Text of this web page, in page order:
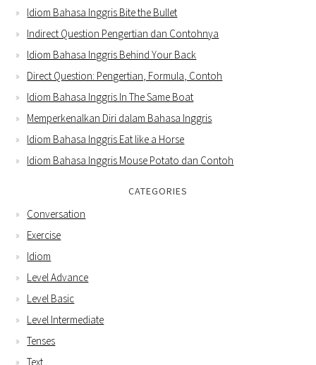
Idiom Bahasa Inggris Bite the Bullet
Indirect Question Pengertian dan Contohnya
Idiom Bahasa Inggris Behind Your Back
Direct Question: Pengertian, Formula, Contoh
Idiom Bahasa Inggris In The Same Boat
Memperkenalkan Diri dalam Bahasa Inggris
Idiom Bahasa Inggris Eat like a Horse
Idiom Bahasa Inggris Mouse Potato dan Contoh
CATEGORIES
Conversation
Exercise
Idiom
Level Advance
Level Basic
Level Intermediate
Tenses
Text